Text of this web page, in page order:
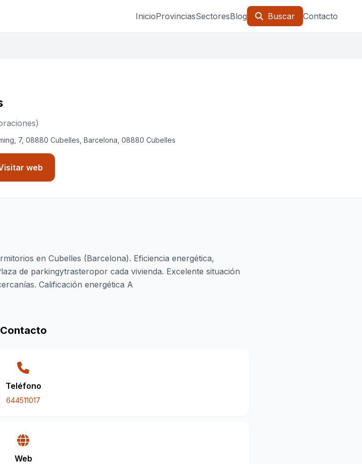
InicioProvinciasSectoresBlog Buscar Contacto
7, 08880 Cubelles, Barcelona, 08880 Cubelles
web
en Cubelles (Barcelona). Eficiencia energética,
de parkingytrasteropor cada vivienda. Excelente situación
Calificación energética A
Contacto
Teléfono
644511017
Web